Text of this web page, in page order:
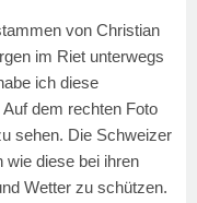
von Christian
im Riet unterwegs
ich diese
dem rechten Foto
sehen. Die Schweizer
wie diese bei ihren
Wetter zu schützen.